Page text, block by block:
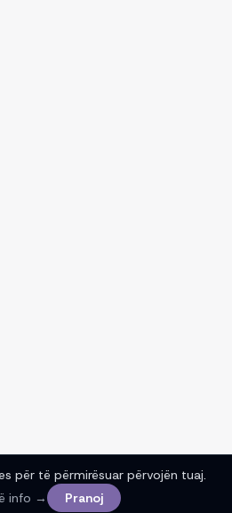
për të përmirësuar përvojën tuaj.
info →
Pranoj